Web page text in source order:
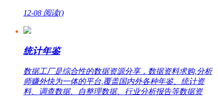
12-08 阅读()
统计年鉴
数据工厂是综合性的数据资源分享，数据资料求购,分析
师赚外快为一体的平台,覆盖国内外各种年鉴、统计资
料、调查数据、自整理数据、行业分析报告等数据资